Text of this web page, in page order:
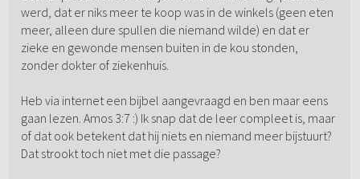
werd, dat er niks meer te koop was in de winkels (geen eten
meer, alleen dure spullen die niemand wilde) en dat er
zieke en gewonde mensen buiten in de kou stonden,
zonder dokter of ziekenhuis.
Heb via internet een bijbel aangevraagd en ben maar eens
gaan lezen. Amos 3:7 :) Ik snap dat de leer compleet is, maar
of dat ook betekent dat hij niets en niemand meer bijstuurt?
Dat strookt toch niet met die passage?